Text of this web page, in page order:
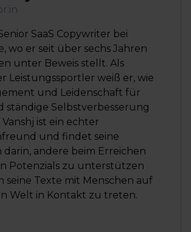
SaaS Copywriter bei
wo er seit über sechs Jahren
unter Beweis stellt. Als
Leistungssportler weiß er, wie
und Leidenschaft für
ständige Selbstverbesserung
Vanshj ist ein echter
und findet seine
darin, andere beim Erreichen
Potenzials zu unterstützen
seine Texte mit Menschen auf
Welt in Kontakt zu treten.